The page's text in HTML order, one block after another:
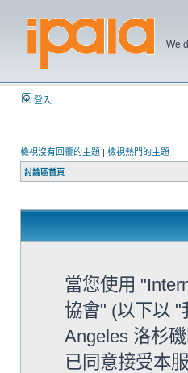
We
登入
檢視沒有回覆的主題 | 檢視熱門的主題
討論區首頁
當您使用
協會" (以下以 "
Angeles 洛杉
已同意接受本